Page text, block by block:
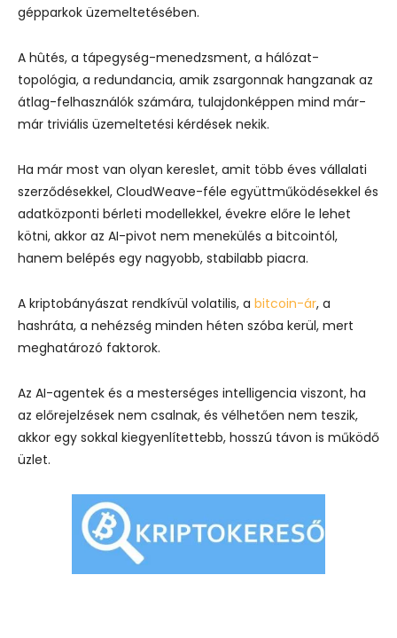
gépparkok üzemeltetésében.
A hûtés, a tápegység-menedzsment, a hálózat-
topológia, a redundancia, amik zsargonnak hangzanak az
átlag-felhasználók számára, tulajdonképpen mind már-
már triviális üzemeltetési kérdések nekik.
Ha már most van olyan kereslet, amit több éves vállalati
szerződésekkel, CloudWeave-féle együttműködésekkel és
adatközponti bérleti modellekkel, évekre előre le lehet
kötni, akkor az AI-pivot nem menekülés a bitcointól,
hanem belépés egy nagyobb, stabilabb piacra.
A kriptobányászat rendkívül volatilis, a bitcoin-ár, a
hashráta, a nehézség minden héten szóba kerül, mert
meghatározó faktorok.
Az AI-agentek és a mesterséges intelligencia viszont, ha
az előrejelzések nem csalnak, és vélhetően nem teszik,
akkor egy sokkal kiegyenlítettebb, hosszú távon is működő
üzlet.